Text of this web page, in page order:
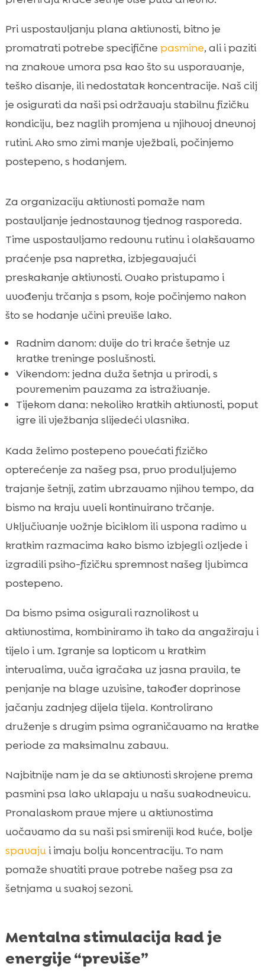
Pri uspostavljanju plana aktivnosti, bitno je
promatrati potrebe specifične pasmine, ali i paziti
na znakove umora psa kao što su usporavanje,
teško disanje, ili nedostatak koncentracije. Naš cilj
je osigurati da naši psi održavaju stabilnu fizičku
kondiciju, bez naglih promjena u njihovoj dnevnoj
rutini. Ako smo zimi manje vježbali, počinjemo
postepeno, s hodanjem.
Za organizaciju aktivnosti pomaže nam
postavljanje jednostavnog tjednog rasporeda.
Time uspostavljamo redovnu rutinu i olakšavamo
praćenje psa napretka, izbjegavajući
preskakanje aktivnosti. Ovako pristupamo i
uvođenju trčanja s psom, koje počinjemo nakon
što se hodanje učini previše lako.
Radnim danom: dvije do tri kraće šetnje uz
kratke treninge poslušnosti.
Vikendom: jedna duža šetnja u prirodi, s
povremenim pauzama za istraživanje.
Tijekom dana: nekoliko kratkih aktivnosti, poput
igre ili vježbanja slijedeći vlasnika.
Kada želimo postepeno povećati fizičko
opterećenje za našeg psa, prvo produljujemo
trajanje šetnji, zatim ubrzavamo njihov tempo, da
bismo na kraju uveli kontinuirano trčanje.
Uključivanje vožnje biciklom ili uspona radimo u
kratkim razmacima kako bismo izbjegli ozljede i
izgradili psiho-fizičku spremnost našeg ljubimca
postepeno.
Da bismo psima osigurali raznolikost u
aktivnostima, kombiniramo ih tako da angažiraju i
tijelo i um. Igranje sa lopticom u kratkim
intervalima, vuča igračaka uz jasna pravila, te
penjanje na blage uzvisine, također doprinose
jačanju zadnjeg dijela tijela. Kontrolirano
druženje s drugim psima ograničavamo na kratke
periode za maksimalnu zabavu.
Najbitnije nam je da se aktivnosti skrojene prema
pasmini psa lako uklapaju u našu svakodnevicu.
Pronalaskom prave mjere u aktivnostima
uočavamo da su naši psi smireniji kod kuće, bolje
spavajui imaju bolju koncentraciju. To nam
pomaže shvatiti prave potrebe našeg psa za
šetnjama u svakoj sezoni.
Mentalna stimulacija kad je
energije “previše”